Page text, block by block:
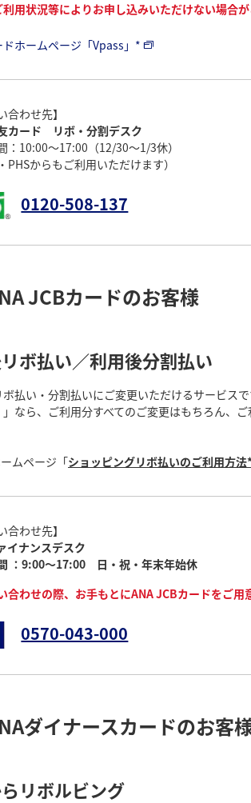
用状況等によりお申し込みいただけない場合が
ホームページ「Vpass」*
合わせ先】
カード リボ・分割デスク
：10:00～17:00（12/30～1/3休）
PHSからもご利用いただけます）
0120-508-137
JCBカードのお客様
ボ払い／利用後分割払い
払い・分割払いにご変更いただけるサービス
なら、ご利用分すべてのご変更はもちろん、
ムページ「ショッピングリボ払いのご利用方法
合わせ先】
イナンスデスク
：9:00～17:00 日・祝・年末年始休
合わせの際、お手もとにANA JCBカードをご用
0570-043-000
ダイナースカードのお客
リボルビング